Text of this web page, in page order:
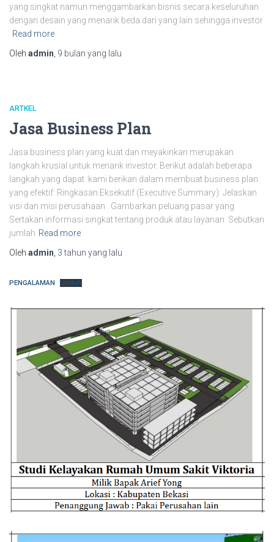
yang singkat namun menggambarkan bisnis secara keseluruhan
dengan desain yang menarik beda dari yang lain sehingga investor
Read more
Oleh admin 9 bulan yang lalu
ARTKEL
Jasa Business Plan
Jasa business plan yang kuat dan meyakinkan merupakan
langkah krusial untuk menarik investor. Berikut adalah beberapa
langkah yang dapat kami berikan dalam membuat business plan
yang efektif: Ringkasan Eksekutif (Executive Summary): Jelaskan
visi dan misi perusahaan . Gambarkan peluang pasar yang
Sertakan informasi singkat tentang produk atau layanan. Sebutkan
jumlah Read more
Oleh admin 3 tahun yang lalu
PENGALAMAN Unduh